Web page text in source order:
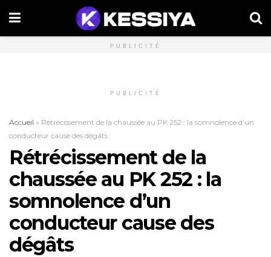
PUBLICITÉ
PUBLICITÉ
Accueil » Rétrécissement de la chaussée au PK 252 : la somnolence d’un
conducteur cause des dégâts
Rétrécissement de la
chaussée au PK 252 : la
somnolence d’un
conducteur cause des
dégâts